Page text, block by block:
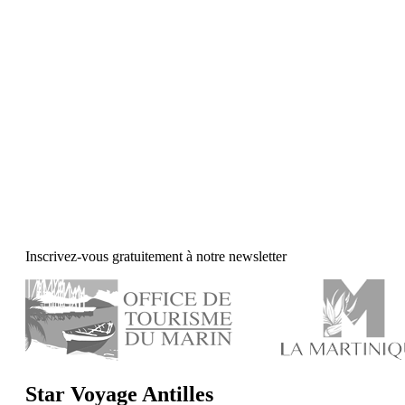
Inscrivez-vous gratuitement à notre newsletter
Star Voyage Antilles